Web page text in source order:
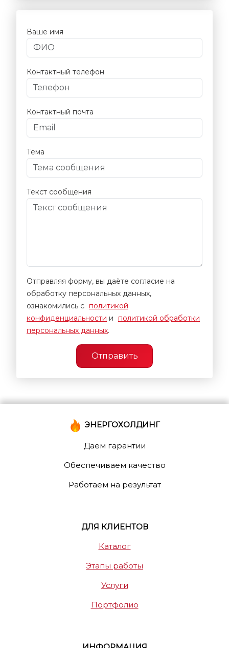
Ваше имя
Контактный телефон
Контактный почта
Тема
Текст сообщения
Отправляя форму, вы даёте согласие на
обработку персональных данных,
ознакомились с политикой
конфиденциальности и
политикой обработки
персональных данных.
Отправить
ЭНЕРГОХОЛДИНГ
Даем гарантии
Обеспечиваем качество
Работаем на результат
ДЛЯ КЛИЕНТОВ
Каталог
Этапы работы
Услуги
Портфолио